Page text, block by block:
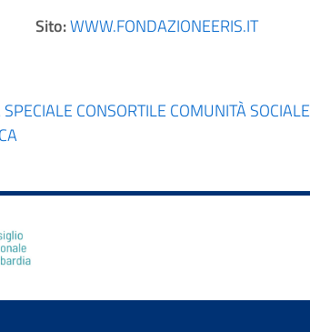
Sito:WWW.FONDAZIONEERIS.IT
CONSORTILE COMUNITÀ SOCIALE